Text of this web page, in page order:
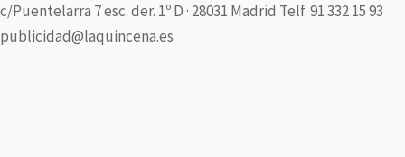
c/Puentelarra 7 esc. der. 1º D · 28031 Madrid Telf. 91 332 15 93
publicidad@laquincena.es